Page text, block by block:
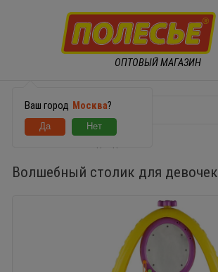
ОПТОВЫЙ МАГАЗИН
Ваш город Москва?
Волшебный столик для девочек